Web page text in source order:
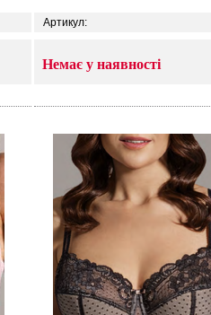
Артикул:
Немає у наявності